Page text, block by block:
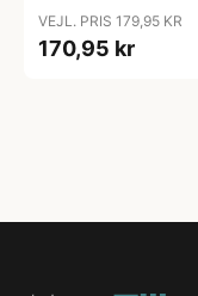
VEJL. PRIS 179,95 KR
170,95 kr